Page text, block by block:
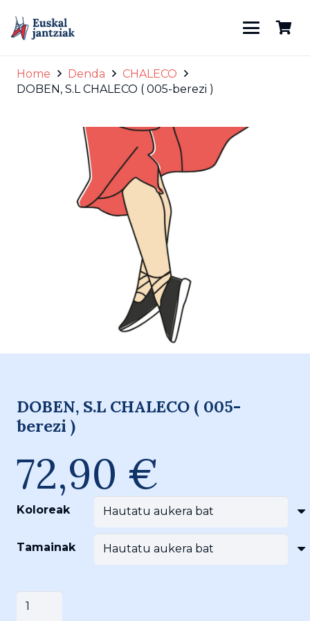
Home Denda
CHALECO
DOBEN, S.L CHALECO ( 005-berezi )
DOBEN, S.L CHALECO ( 005-
berezi )
72,90 €
Koloreak
Tamainak